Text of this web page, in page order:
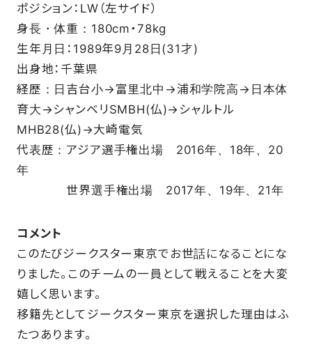
ポジション：LW（左サイド）
身長・体重：180cm・78kg
生年月日：1989年9月28日(31才)
出身地：千葉県
経歴：日吉台小→富里北中→浦和学院高→日本体
育大→シャンベリSMBH(仏)→シャルトル
MHB28(仏)→大崎電気
代表歴：アジア選手権出場 2016年、18年、20
年
世界選手権出場 2017年、19年、21年
コメント
このたびジークスター東京でお世話になることにな
りました。このチームの一員として戦えることを大変
嬉しく思います。
移籍先としてジークスター東京を選択した理由はふ
たつあります。